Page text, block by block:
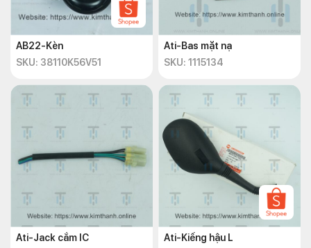
AB22-Kèn
SKU: 38110K56V51
Ati-Bas mặt nạ
SKU: 1115134
Ati-Jack cắm IC
Ati-Kiếng hậu L